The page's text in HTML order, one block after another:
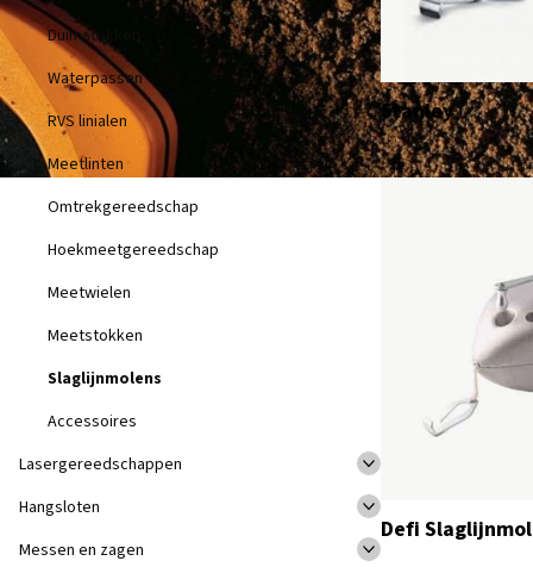
Duimstokken
Waterpassen
RVS linialen
Meetlinten
Omtrekgereedschap
Hoekmeetgereedschap
Meetwielen
Meetstokken
Slaglijnmolens
Accessoires
Lasergereedschappen
Hangsloten
Messen en zagen
Stanley
Defi